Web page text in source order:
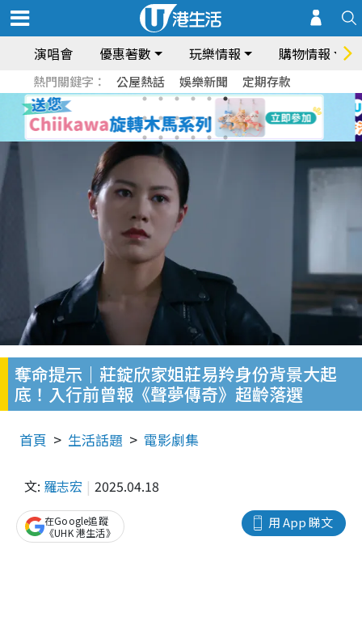
演唱會 優惠著數 玩樂情報 購物情報
熱門關鍵字： 公屋熱話 娛樂新聞 定期存款
奪命提示｜莊錠欣家姐莊易羚身份背景大起
底！入行前曾報《聲夢傳奇》超齡落選
首頁 生活話題 電影劇集
文: 羅志宏 2025.04.18
用 App 睇文
在Google追蹤
《UHK 港生活》